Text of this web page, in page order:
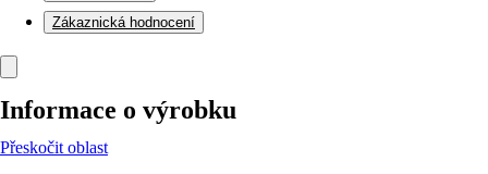
Zákaznická hodnocení
Informace o výrobku
Přeskočit oblast